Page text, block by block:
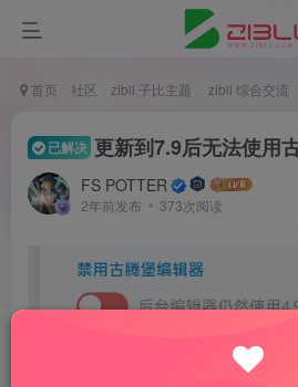
首页 社区 zibll 子比主题 zibll 综合交流
已解决 更新到7.9后无法使用
FS POTTER
2年前发布 373次阅读